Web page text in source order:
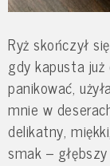
Ryż skończył
gdy kapusta
panikować,
mnie w
delikatny,
smak –